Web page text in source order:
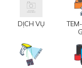
DỊCH VỤ